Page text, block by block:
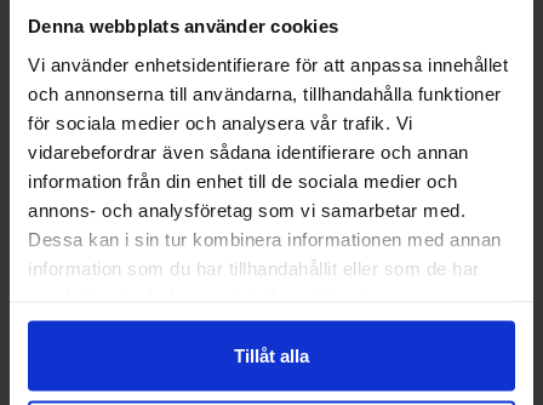
Denna webbplats använder cookies
Vi använder enhetsidentifierare för att anpassa innehållet
och annonserna till användarna, tillhandahålla funktioner
för sociala medier och analysera vår trafik. Vi
vidarebefordrar även sådana identifierare och annan
information från din enhet till de sociala medier och
annons- och analysföretag som vi samarbetar med.
Dessa kan i sin tur kombinera informationen med annan
information som du har tillhandahållit eller som de har
Tillåt alla
hos Victrix inredarna.
Ranhammarsvägen 20E
168 67 Bromma
Kundservice
Kontakta oss
Beställning och offert
Leverans
Reklamation
Monteringsanvisningar
Handla på Nordiska Fönster